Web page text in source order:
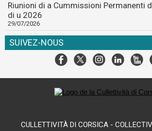
Riunioni di a Cummissioni Permanenti
di u 2026
29/07/2026
SUIVEZ-NOUS
CULLETTIVITÀ DI CORSICA -